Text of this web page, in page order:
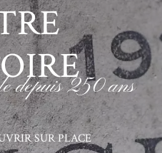
depuis 250 ans
SUR PLACE